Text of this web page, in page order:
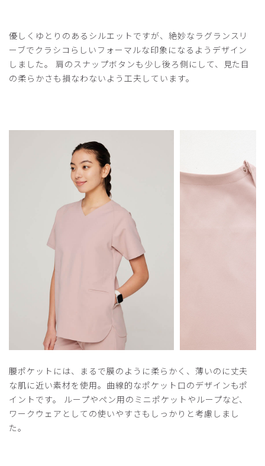
ご購入者様
2025-04-01
るといいかな。
O12レディース:アーバンプルオーバースクラブ/
0
優しくゆとりのあるシルエットですが、絶妙なラグランスリ
ーブでクラシコらしいフォーマルな印象になるようデザイン
しました。 肩のスナップボタンも少し後ろ側にして、見た目
の柔らかさも損なわないよう工夫しています。
腰ポケットには、まるで膜のように柔らかく、薄いのに丈夫
な肌に近い素材を使用。曲線的なポケット口のデザインもポ
イントです。 ループやペン用のミニポケットやループなど、
ワークウェアとしての使いやすさもしっかりと考慮しまし
た。